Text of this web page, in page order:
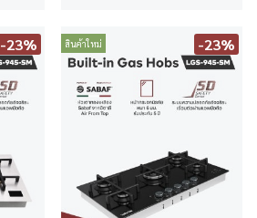
-23% สินค้าใหม่ -23%